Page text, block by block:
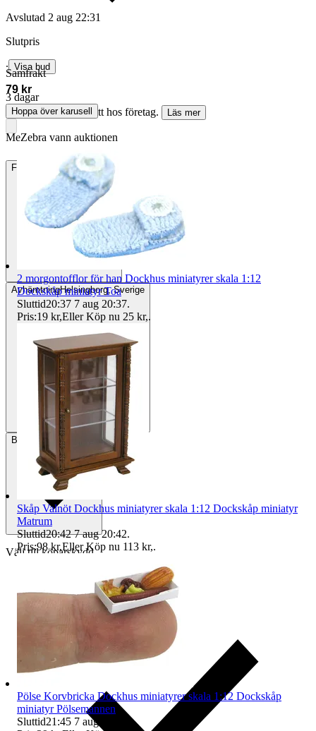
Avslutad 2 aug 22:31
Slutpris
∙ Visa bud
79 kr
Köparskydd är valfritt hos företag.
Läs mer
MeZebra vann auktionen
Frakt 15 kr Annat fraktsätt
AvhämtningHelsingborg, Sverige
Betalning Via Tradera
Välj till köparskydd
Samfrakt
3 dagar
Hoppa över karusell
2 morgontofflor för han Dockhus miniatyrer skala 1:12
Dockskåp miniatyr Toa
Sluttid20:37 7 aug 20:37.
Pris:19 kr,Eller Köp nu 25 kr,.
Skåp Valnöt Dockhus miniatyrer skala 1:12 Dockskåp miniatyr
Matrum
Sluttid20:42 7 aug 20:42.
Pris:98 kr,Eller Köp nu 113 kr,.
Pölse Korvbricka Dockhus miniatyrer skala 1:12 Dockskåp
miniatyr Pölsemannen
Sluttid21:45 7 aug 21:45